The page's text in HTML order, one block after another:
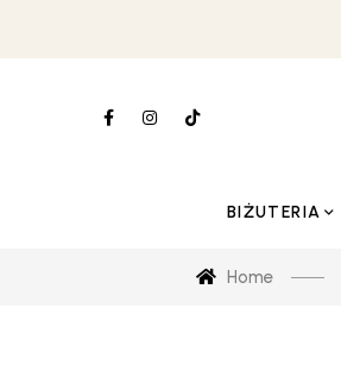
BIŻUTERIA
Home